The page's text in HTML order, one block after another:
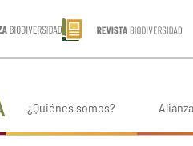
¿Quiénes somos?